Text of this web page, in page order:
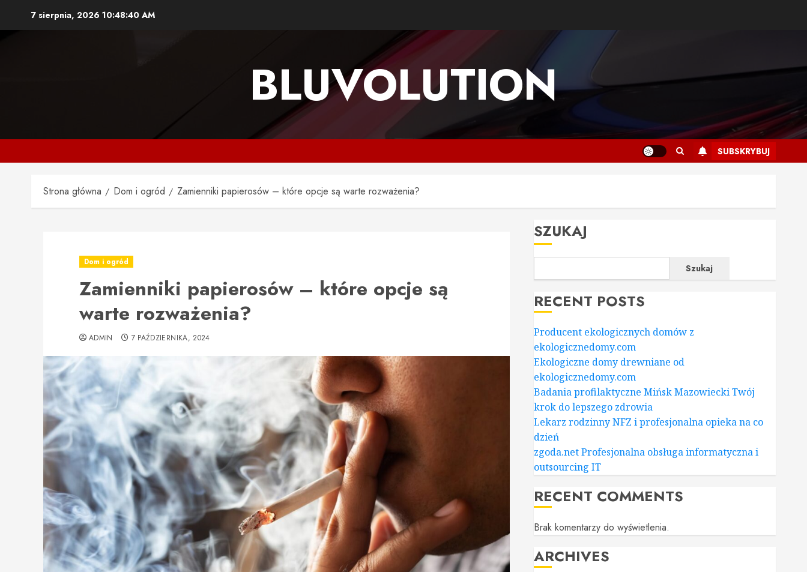
7 sierpnia, 2026 10:48:41 AM
BLUVOLUTION
SUBSKRYBUJ
Strona główna Dom i ogród Zamienniki papierosów – które opcje są warte rozważenia?
Dom i ogród
Zamienniki papierosów – które opcje są
warte rozważenia?
ADMIN 7 PAŹDZIERNIKA, 2024
SZUKAJ
Szukaj
RECENT POSTS
Producent ekologicznych domów z
ekologicznedomy.com
Ekologiczne domy drewniane od
ekologicznedomy.com
Badania profilaktyczne Mińsk Mazowiecki Twój
krok do lepszego zdrowia
Lekarz rodzinny NFZ i profesjonalna opieka na co
dzień
zgoda.net Profesjonalna obsługa informatyczna i
outsourcing IT
RECENT COMMENTS
Brak komentarzy do wyświetlenia.
ARCHIVES